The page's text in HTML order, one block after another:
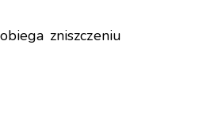
zniszczeniu